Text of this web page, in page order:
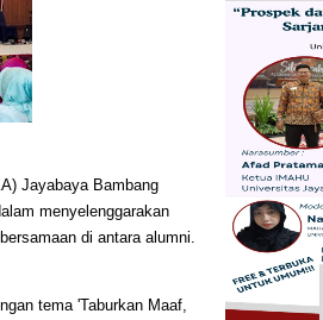
Jayabaya Bambang
menyelenggarakan
di antara alumni.
tema 'Taburkan Maaf,